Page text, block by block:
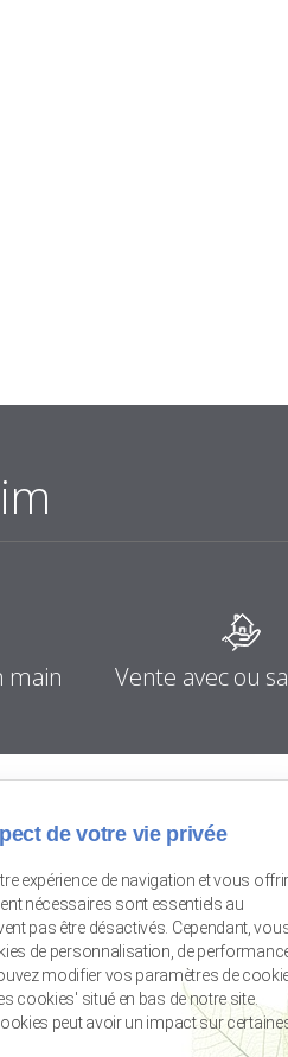
main Vente avec ou
Le
2
de votre vie privée
expérience de navigation et vous offrir
nécessaires sont essentiels au
pas être désactivés. Cependant,
de personnalisation, de
modifier vos paramètres de
cookies' situé en bas de notre site.
peut avoir un impact sur